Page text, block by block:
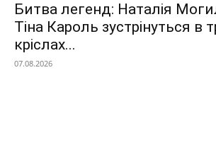
Битва легенд: Наталія
Тіна Кароль зустрінуться в
кріслах...
07.08.2026